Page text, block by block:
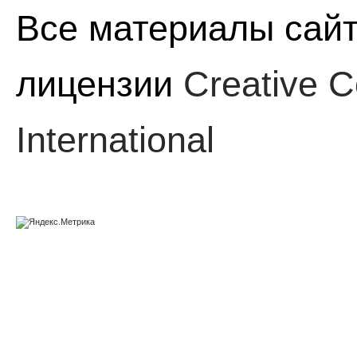
Все материалы
лицензии Creative
International